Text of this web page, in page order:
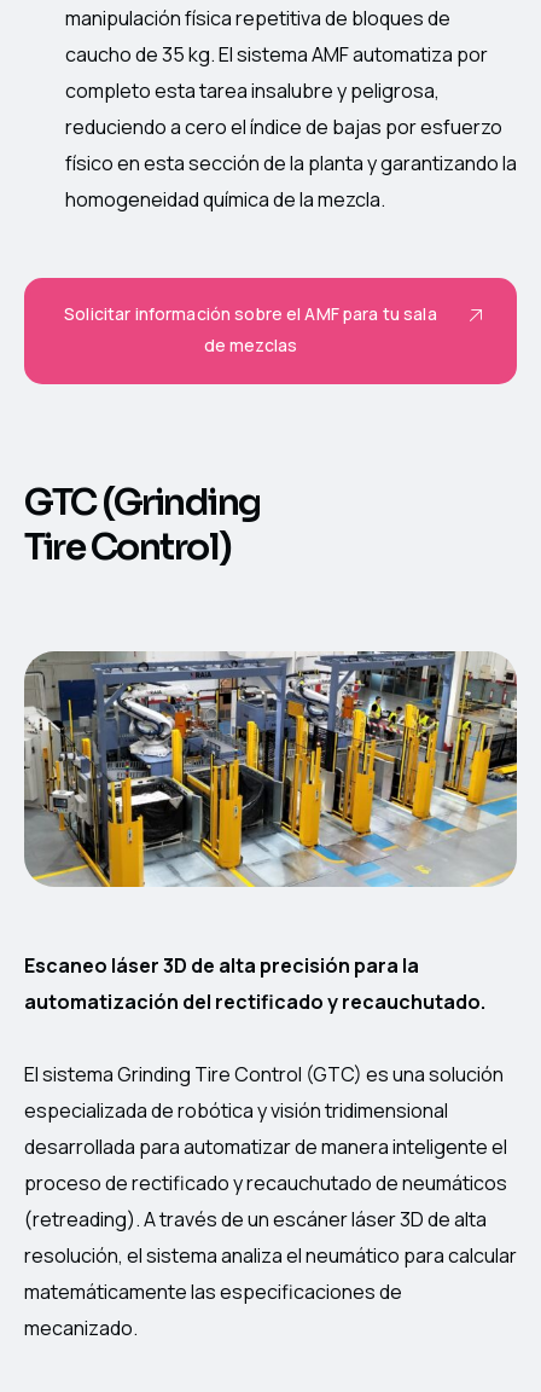
manipulación física repetitiva de bloques de
caucho de 35 kg. El sistema AMF automatiza por
completo esta tarea insalubre y peligrosa,
reduciendo a cero el índice de bajas por esfuerzo
físico en esta sección de la planta y garantizando la
homogeneidad química de la mezcla.
Solicitar información sobre el AMF para tu sala
de mezclas
GTC (Grinding
Tire Control)
Escaneo láser 3D de alta precisión para la
automatización del rectificado y recauchutado.
El sistema Grinding Tire Control (GTC) es una solución
especializada de robótica y visión tridimensional
desarrollada para automatizar de manera inteligente el
proceso de rectificado y recauchutado de neumáticos
(retreading). A través de un escáner láser 3D de alta
resolución, el sistema analiza el neumático para calcular
matemáticamente las especificaciones de
mecanizado.